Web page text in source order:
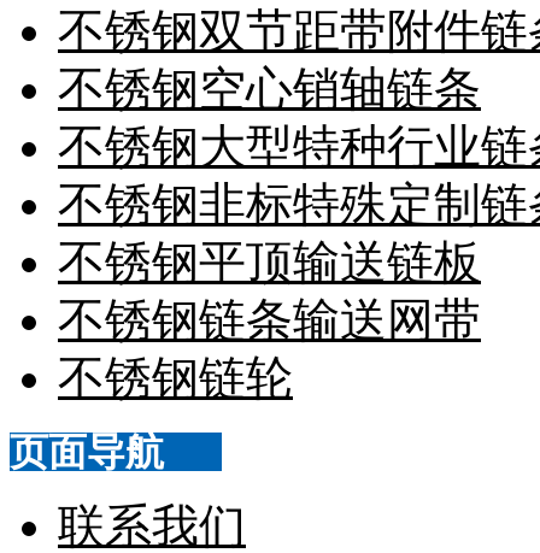
不锈钢双节距带附件链
不锈钢空心销轴链条
不锈钢大型特种行业链
不锈钢非标特殊定制链
不锈钢平顶输送链板
不锈钢链条输送网带
不锈钢链轮
页面导航
联系我们